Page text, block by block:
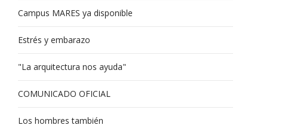
Campus MARES ya disponible
Estrés y embarazo
"La arquitectura nos ayuda"
COMUNICADO OFICIAL
Los hombres también